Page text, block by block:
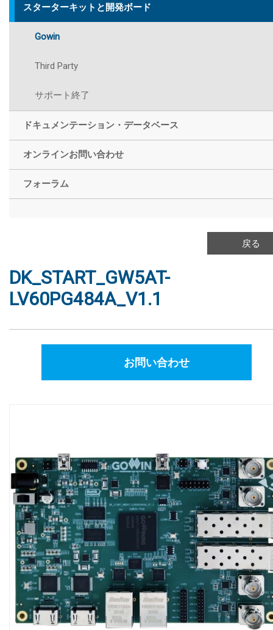
スターターキットと開発ボード
Gowin
Third Party
サポート終了
ドキュメンテーション・データベース
オンラインお問い合わせ
フォーラム
戻る
DK_START_GW5AT-
LV60PG484A_V1.1
お問い合わせ